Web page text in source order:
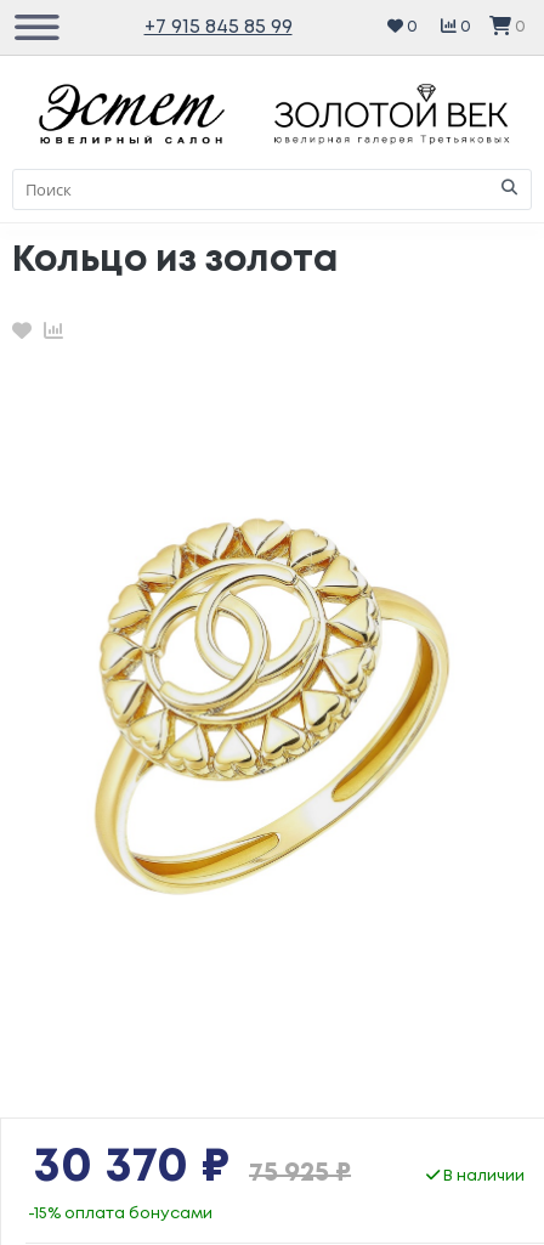
+7 915 845 85 99 0 0 0
Кольцо из золота
Избранное
Сравнение
30 370 ₽ 75 925 ₽ В наличии
-15% оплата бонусами